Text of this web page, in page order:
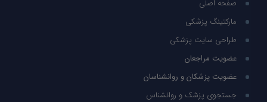
صفحه اصلی
مارکتینگ پزشکی
طراحی سایت پزشکی
عضویت مراجعان
عضویت پزشکان و روانشناسان
جستجوی پزشک و روانشناس